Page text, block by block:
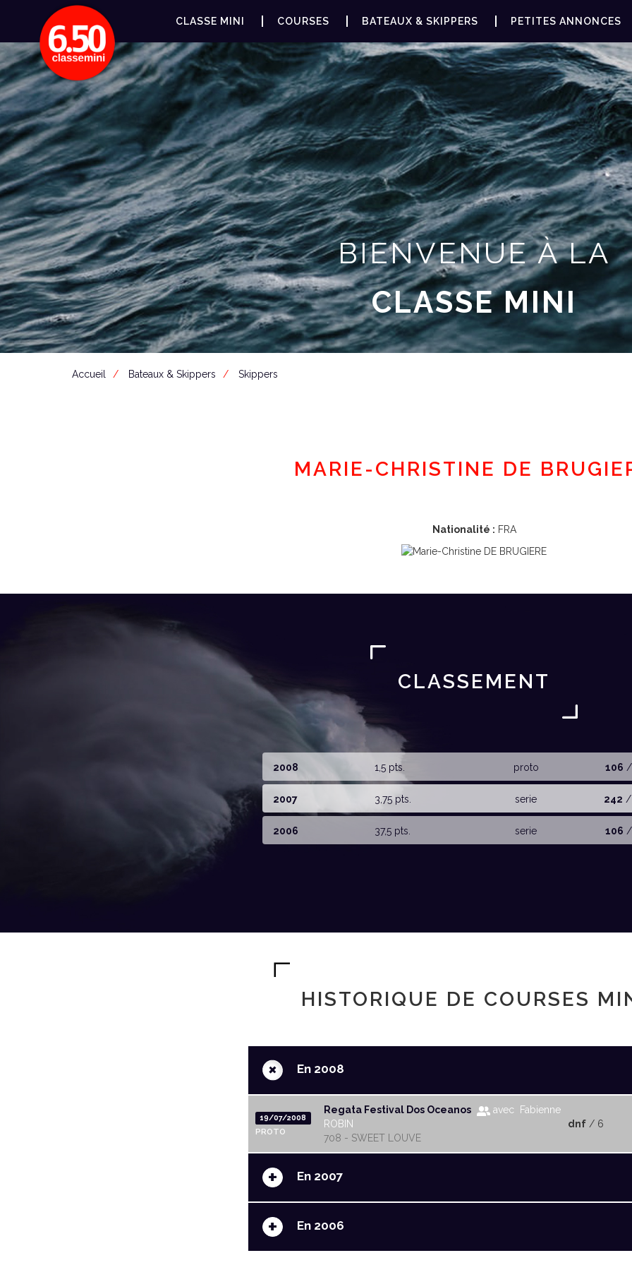
CLASSE MINI COURSES BATEAUX & SKIPPERS PETITES ANNONCES
BIENVENUE À LA
CLASSE MINI
Accueil Bateaux & Skippers Skippers
MARIE-CHRISTINE DE
Nationalité : FRA
CLASSEMENT
2008 1,5 pts. proto 106 /
2007 3,75 pts. serie 242 /
2006 37,5 pts. serie 106 /
HISTORIQUE DE COURSES
+ En 2008
19/07/2008
PROTO
Regata Festival Dos Oceanos
avec Fabienne
ROBIN
708 - SWEET LOUVE
dnf / 6
+ En 2007
+ En 2006